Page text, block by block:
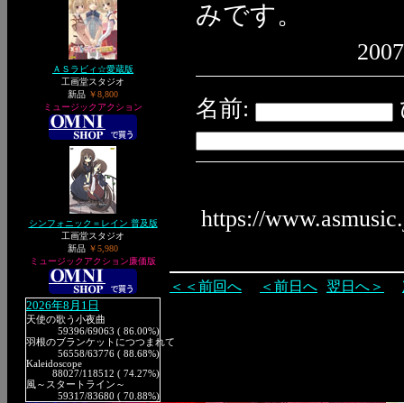
ＡＳラビィ☆愛蔵版
工画堂スタジオ
新品 ￥8,800
ミュージックアクション
シンフォニック＝レイン 普及版
工画堂スタジオ
新品 ￥5,980
ミュージックアクション廉価版
2026年8月1日
天使の歌う小夜曲
59396/69063 ( 86.00%)
羽根のブランケットにつつまれて
56558/63776 ( 88.68%)
Kaleidoscope
88027/118512 ( 74.27%)
風～スタートライン～
59317/83680 ( 70.88%)
みです。
名前:
https://
＜＜前回へ ＜前日へ 翌日へ＞